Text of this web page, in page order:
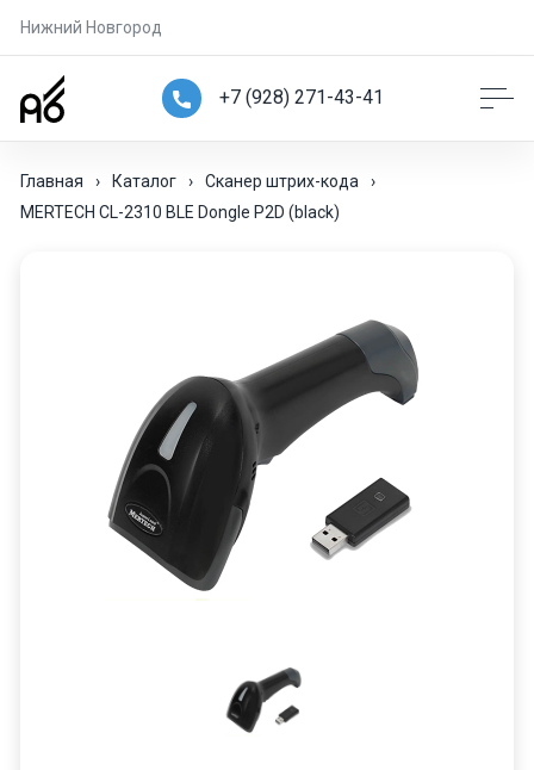
Нижний Новгород
+7 (928) 271-43-41
Главная › Каталог › Сканер штрих-кода
›
MERTECH CL-2310 BLE Dongle P2D (black)